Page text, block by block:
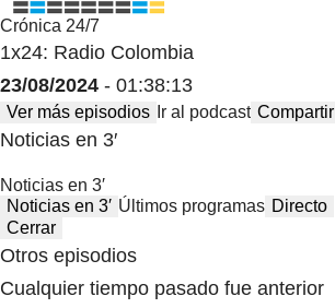
Crónica 24/7
1x24: Radio Colombia
23/08/2024 - 01:38:13
Ver más episodios Ir al podcast Compartir
Noticias en 3′
Noticias en 3′
Noticias en 3′ Últimos programas Directo
Cerrar
Otros episodios
Cualquier tiempo pasado fue anterior